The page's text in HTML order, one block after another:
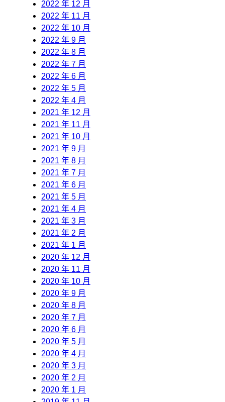
2022 年 12 月
2022 年 11 月
2022 年 10 月
2022 年 9 月
2022 年 8 月
2022 年 7 月
2022 年 6 月
2022 年 5 月
2022 年 4 月
2021 年 12 月
2021 年 11 月
2021 年 10 月
2021 年 9 月
2021 年 8 月
2021 年 7 月
2021 年 6 月
2021 年 5 月
2021 年 4 月
2021 年 3 月
2021 年 2 月
2021 年 1 月
2020 年 12 月
2020 年 11 月
2020 年 10 月
2020 年 9 月
2020 年 8 月
2020 年 7 月
2020 年 6 月
2020 年 5 月
2020 年 4 月
2020 年 3 月
2020 年 2 月
2020 年 1 月